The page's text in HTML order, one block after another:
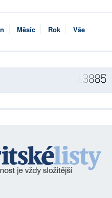
Měsíc Rok Vše
13885